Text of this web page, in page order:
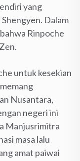
yang
Dalam
Rinpoche
untuk kesekian
Nusantara,
negeri ini
Manjusrimitra
masa lalu
amat paiwai